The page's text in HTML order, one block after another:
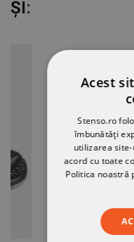
ȘI:
Acest
Stenso.ro
îmbunătăți
utilizarea
acord cu toate
Politica noastră